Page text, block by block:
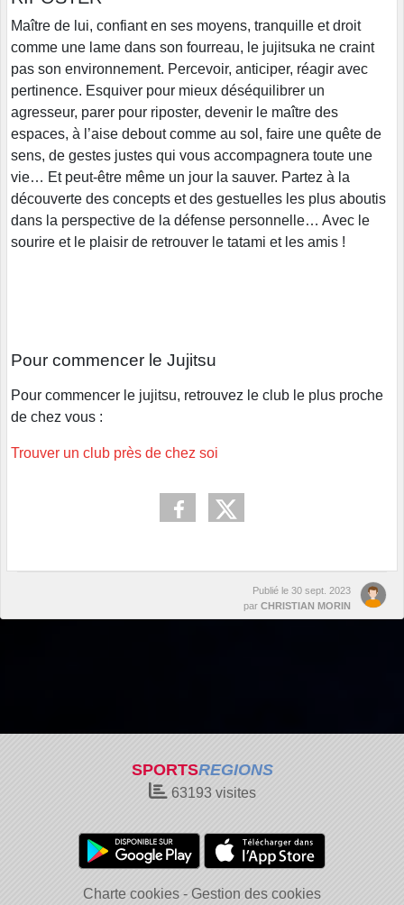
Maître de lui, confiant en ses moyens, tranquille et droit
comme une lame dans son fourreau, le jujitsuka ne craint
pas son environnement. Percevoir, anticiper, réagir avec
pertinence. Esquiver pour mieux déséquilibrer un
agresseur, parer pour riposter, devenir le maître des
espaces, à l’aise debout comme au sol, faire une quête de
sens, de gestes justes qui vous accompagnera toute une
vie… Et peut-être même un jour la sauver. Partez à la
découverte des concepts et des gestuelles les plus aboutis
dans la perspective de la défense personnelle… Avec le
sourire et le plaisir de retrouver le tatami et les amis !
Pour commencer le Jujitsu
Pour commencer le jujitsu, retrouvez le club le plus proche
de chez vous :
Trouver un club près de chez soi
Publié le 30 sept. 2023
par CHRISTIAN MORIN
SPORTSREGIONS
63193visites
Charte cookies Gestion des cookies